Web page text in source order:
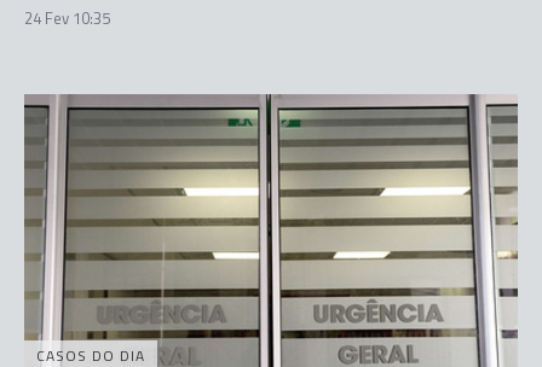
24 Fev 10:35
CASOS DO DIA